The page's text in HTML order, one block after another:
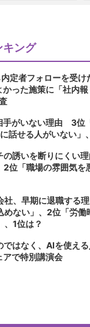
キング
定者フォローを受け
った施策に「社内報
手がいない理由 3位
話せる人がいない」
の誘いを断りにくい
2位「職場の雰囲気を
社、早期に退職する
めない」、2位「労働
、1位は？
ではなく、AIを使え
アで特別講演会